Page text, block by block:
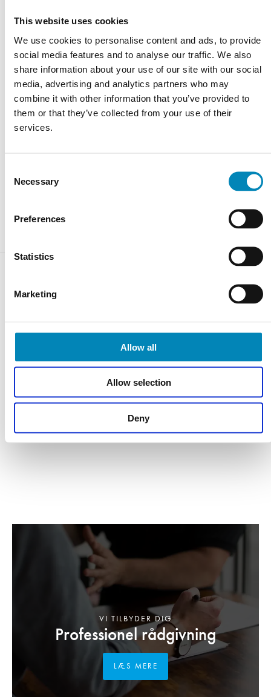
This website uses cookies
We use cookies to personalise content and ads, to provide
social media features and to analyse our traffic. We also
share information about your use of our site with our social
media, advertising and analytics partners who may
combine it with other information that you’ve provided to
them or that they’ve collected from your use of their
services.
Selection
Necessary
Preferences
Statistics
Marketing
Allow all
Allow selection
Deny
Varenummer:bsas_entzo_dekton
Har du brug for hjælp?
Kontoret er åbent alle ugens dage 9-22. Tlf.9743 0500
Varebeskrivelse
Har du husket?
Professionel rådgivning
VI TILBYDER DIG
LÆS MERE